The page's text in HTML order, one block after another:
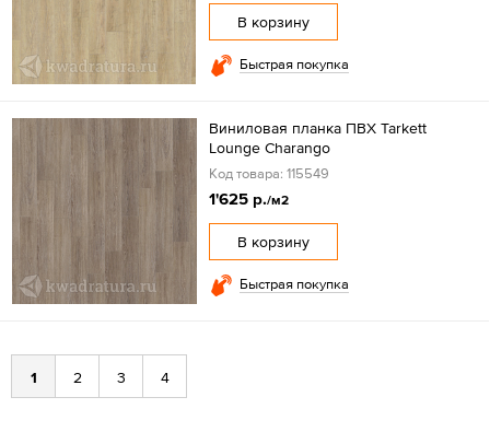
В корзину
Быстрая покупка
Виниловая планка ПВХ Tarkett
Lounge Charango
Код товара: 115549
1'625 р./м2
В корзину
Быстрая покупка
1 2 3 4